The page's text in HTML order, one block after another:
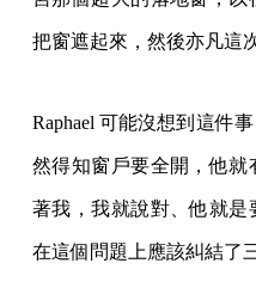
把窗遮起來，然後亦凡這
Raphael 可能沒想到這件
然得知窗戶要全開，他
著我，我就說對、他就是
在這個問題上應該糾結了